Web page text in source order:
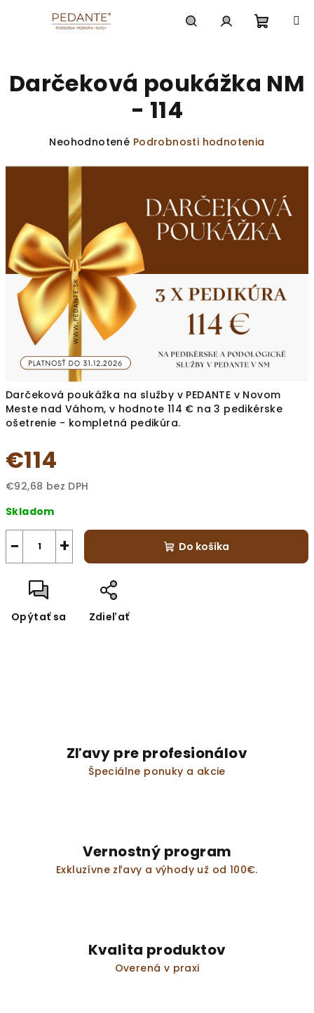
košík
Darčeková poukážka na služby v PEDANTE v Novom
Meste nad Váhom, v hodnote 114 € na 3 pedikérske
ošetrenie - kompletná pedikúra.
€114
€92,68 bez DPH
cena:
Skladom
+
− Do košíka
Opýtať sa Zdieľať
Darčeková poukážka NM
- 114
Priemerné
produktu
hviezdičiek.
Neohodnotené Podrobnosti hodnotenia
Zľavy pre profesionálov
Špeciálne ponuky a akcie
Vernostný program
Exkluzívne zľavy a výhody už od 100€.
Kvalita produktov
Overená v praxi